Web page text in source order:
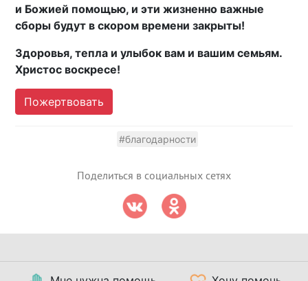
и Божией помощью, и эти жизненно важные
сборы будут в скором времени закрыты!
Здоровья, тепла и улыбок вам и вашим семьям.
Христос воскресе!
Пожертвовать
#благодарности
Поделиться в социальных сетях